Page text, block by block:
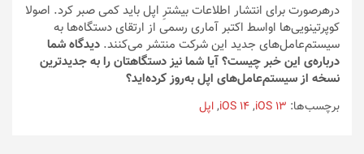
درهرصورت برای انتشار اطلاعات بیشترِ اپل باید کمی صبر کرد. اصولا
کوپرتینویی‌ها اواسط اکتبر آماری رسمی از ارتقای دستگاه‌ها به
سیستم‌عامل‌های جدید این شرکت منتشر می‌کنند. دیدگاه شما
درباره‌ی این خبر چیست؟ آیا شما نیز دستگاهتان را به جدیدترین
نسخه از سیستم‌عامل‌های اپل به‌روز کرده‌اید؟
برچسب‌ها: iOS 13
,
iOS 14
,اپل